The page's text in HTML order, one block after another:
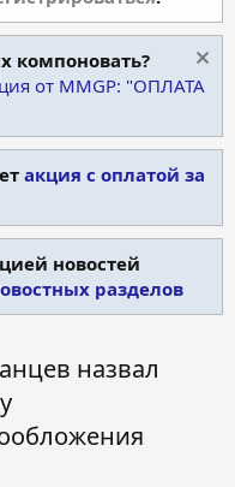
компоновать?
от MMGP: "ОПЛАТА
акция с оплатой за
новостей
разделов
назвал